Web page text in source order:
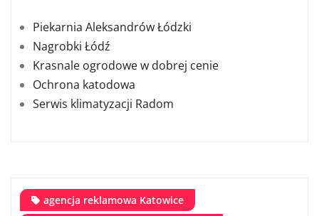
Piekarnia Aleksandrów Łódzki
Nagrobki Łódź
Krasnale ogrodowe w dobrej cenie
Ochrona katodowa
Serwis klimatyzacji Radom
agencja reklamowa Katowice